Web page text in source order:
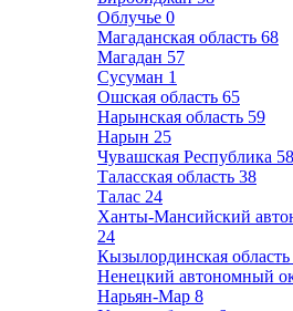
Облучье 0
Магаданская область 68
Магадан 57
Сусуман 1
Ошская область 65
Нарынская область 59
Нарын 25
Чувашская Республика 58
Таласская область 38
Талас 24
Ханты-Мансийский
24
Кызылординская область
Ненецкий автономный
Нарьян-Мар 8